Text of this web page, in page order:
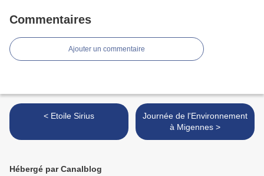
Commentaires
Ajouter un commentaire
< Etoile Sirius
Journée de l'Environnement
à Migennes >
Hébergé par Canalblog